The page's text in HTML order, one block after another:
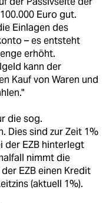
Euro gut.
Einlagen des
– es entsteht
erhöht.
kann der
Kauf von Waren und
die sog.
Dies sind zur Zeit 1%
der EZB hinterlegt
nimmt die
EZB einen Kredit
(aktuell 1%).